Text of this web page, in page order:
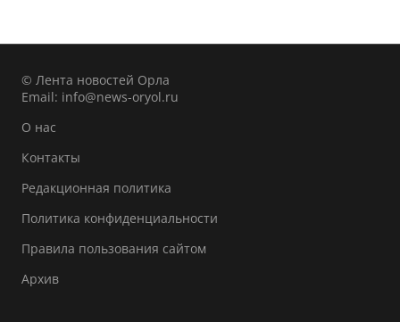
© Лента новостей Орла
Email: info@news-oryol.ru
О нас
Контакты
Редакционная политика
Политика конфиденциальности
Правила пользования сайтом
Архив